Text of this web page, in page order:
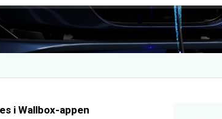
i Wallbox-appen